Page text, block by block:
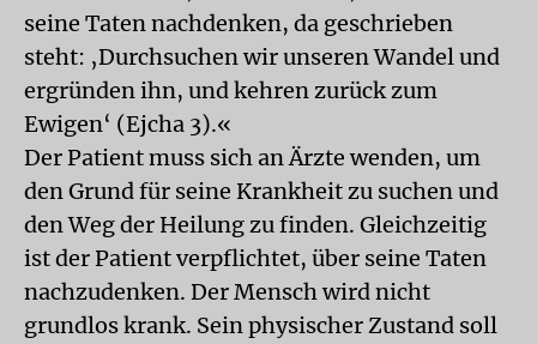
seine Taten nachdenken, da geschrieben
steht: ‚Durchsuchen wir unseren Wandel und
ergründen ihn, und kehren zurück zum
Ewigen‘ (Ejcha 3).«
Der Patient muss sich an Ärzte wenden, um
den Grund für seine Krankheit zu suchen und
den Weg der Heilung zu finden. Gleichzeitig
ist der Patient verpflichtet, über seine Taten
nachzudenken. Der Mensch wird nicht
grundlos krank. Sein physischer Zustand soll